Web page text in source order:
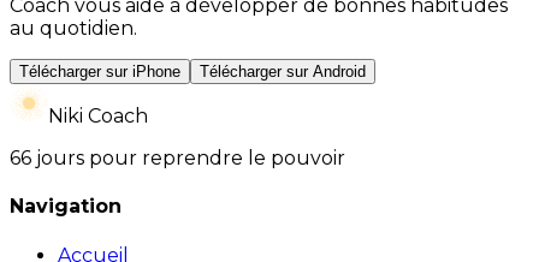
Coach vous aide à développer de bonnes habitudes
au quotidien.
Télécharger sur iPhone Télécharger sur Android
Niki Coach
66 jours pour reprendre le pouvoir
Navigation
Accueil